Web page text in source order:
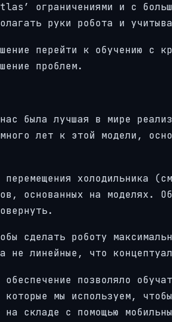
ограничениями и с
руки робота и
перейти к обучению с
проблем.
была лучшая в мире
лет к этой модели,
холодильника
основанных на моделях.
сделать роботу
не линейные, что
позволяло
мы используем,
на складе с помощью